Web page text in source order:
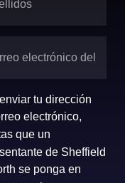
tu dirección
electrónico,
que un
de Sheffield
se ponga en